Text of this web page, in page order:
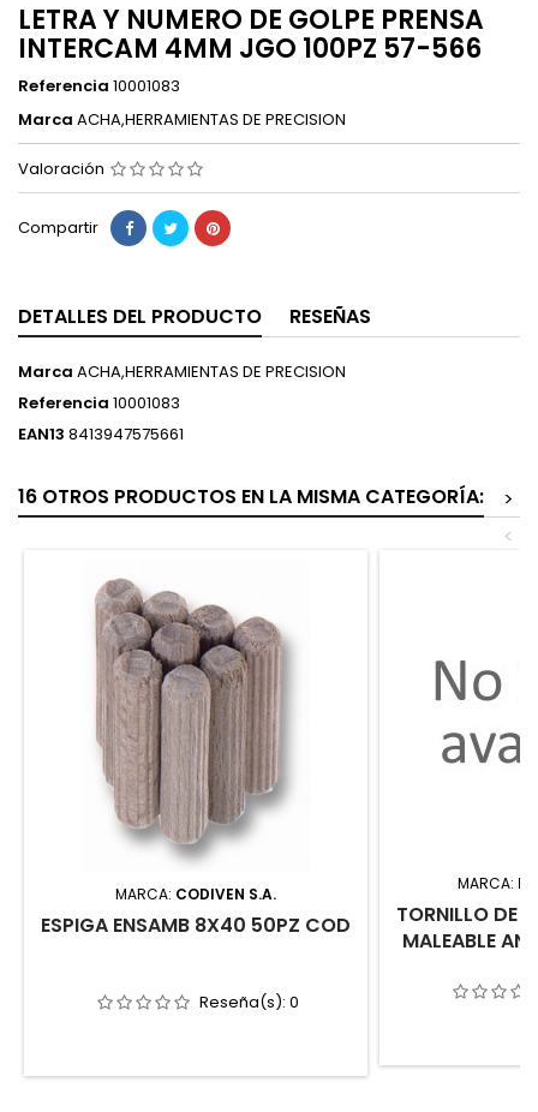
LETRA Y NUMERO DE GOLPE PRENSA
INTERCAM 4MM JGO 100PZ 57-566
Referencia 10001083
Marca ACHA,HERRAMIENTAS DE PRECISION
Valoración
Compartir
DETALLES DEL PRODUCTO RESEÑAS
Marca ACHA,HERRAMIENTAS DE PRECISION
Referencia 10001083
EAN13 8413947575661
16 OTROS PRODUCTOS EN LA MISMA CATEGORÍA:
>
<
MARCA: CODIVEN S.A.
ESPIGA ENSAMB 8X40 50PZ COD
Reseña(s): 0
MARCA:
TORNILLO DE
MALEABLE